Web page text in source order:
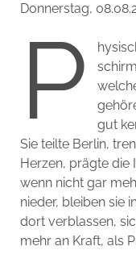
Donnerstag,
P
gut
Sie teilte Berlin,
Herzen, prägte die
wenn nicht gar
nieder, bleiben sie
dort verblassen,
mehr an Kraft, als